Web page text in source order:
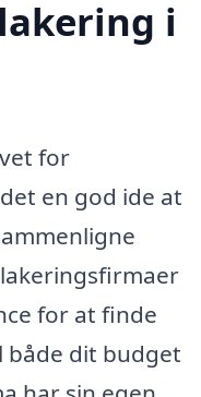
i
for
en god ide at
for at finde
både dit budget